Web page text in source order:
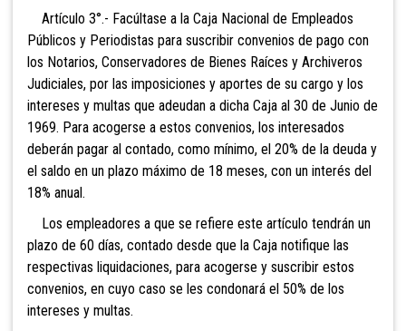
Artículo 3°.- Facúltase a la Caja Nacional de Empleados
Públicos y Periodistas para suscribir convenios de pago con
los Notarios, Conservadores de Bienes Raíces y Archiveros
Judiciales, por las imposiciones y aportes de su cargo y los
intereses y multas que adeudan a dicha Caja al 30 de Junio de
1969. Para acogerse a estos convenios, los interesados
deberán pagar al contado, como mínimo, el 20% de la deuda y
el saldo en un plazo máximo de 18 meses, con un interés del
18% anual.
Los empleadores a que se refiere este artículo tendrán un
plazo de 60 días, contado desde que la Caja notifique las
respectivas liquidaciones, para acogerse y suscribir estos
convenios, en cuyo caso se les condonará el 50% de los
intereses y multas.